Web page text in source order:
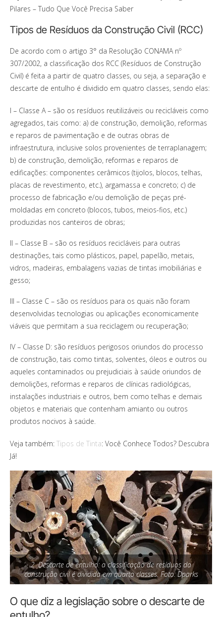
Pilares – Tudo Que Você Precisa Saber
Tipos de Resíduos da Construção Civil (RCC)
De acordo com o artigo 3° da Resolução CONAMA nº
307/2002, a classificação dos RCC (Resíduos de Construção
Civil) é feita a partir de quatro classes, ou seja, a separação e
descarte de entulho é dividido em quatro classes, sendo elas:
I – Classe A – são os resíduos reutilizáveis ou recicláveis como
agregados, tais como: a) de construção, demolição, reformas
e reparos de pavimentação e de outras obras de
infraestrutura, inclusive solos provenientes de terraplanagem;
b) de construção, demolição, reformas e reparos de
edificações: componentes cerâmicos (tijolos, blocos, telhas,
placas de revestimento, etc.), argamassa e concreto; c) de
processo de fabricação e/ou demolição de peças pré-
moldadas em concreto (blocos, tubos, meios-fios, etc.)
produzidas nos canteiros de obras;
II – Classe B – são os resíduos recicláveis para outras
destinações, tais como plásticos, papel, papelão, metais,
vidros, madeiras, embalagens vazias de tintas imobiliárias e
gesso;
III – Classe C – são os resíduos para os quais não foram
desenvolvidas tecnologias ou aplicações economicamente
viáveis que permitam a sua reciclagem ou recuperação;
IV – Classe D: são resíduos perigosos oriundos do processo
de construção, tais como tintas, solventes, óleos e outros ou
aqueles contaminados ou prejudiciais à saúde oriundos de
demolições, reformas e reparos de clínicas radiológicas,
instalações industriais e outros, bem como telhas e demais
objetos e materiais que contenham amianto ou outros
produtos nocivos à saúde.
Veja também: Tipos de Tinta: Você Conhece Todos? Descubra
Já!
2. Descarte de entulho: a classificação de resíduos da
construção civil é dividida em quarto classes. Foto: Dparks
O que diz a legislação sobre o descarte de